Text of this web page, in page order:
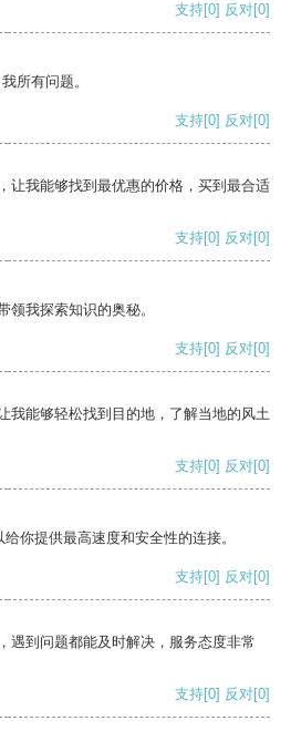
支持[0] 反对[0]
所有问题。
支持[0] 反对[0]
让我能够找到最优惠的价格，买到最合适
支持[0] 反对[0]
领我探索知识的奥秘。
支持[0] 反对[0]
我能够轻松找到目的地，了解当地的风土
支持[0] 反对[0]
你提供最高速度和安全性的连接。
支持[0] 反对[0]
遇到问题都能及时解决，服务态度非常
支持[0] 反对[0]